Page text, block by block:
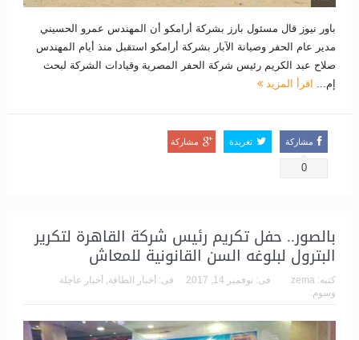
باور نيوز قال مسئول بارز بشركة أرامكو أن المهندس عمرو الحسيني
مدير عام الحفر وصيانة الآبار بشركة أرامكو استقبل منذ أيام المهندس
صلاح عبد الكريم رئيس شركة الحفر المصرية وقيادات الشركة لبحث
إم... اقرأ المزيد
مشاركة
0
تغريدة مشاركة
بالصور.. حفل تكريم رئيس شركة القاهرة لتكرير
البترول لبلوغه السن القانونية للمعاش
كتبه: zema فى: نوفمبر 14, 2017 فى: أخبار الطاقة, أخبار عاجلة
وسوم: